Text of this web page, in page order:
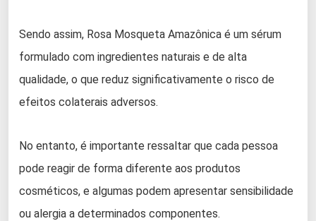
Sendo assim, Rosa Mosqueta Amazônica é um sérum
formulado com ingredientes naturais e de alta
qualidade, o que reduz significativamente o risco de
efeitos colaterais adversos.
No entanto, é importante ressaltar que cada pessoa
pode reagir de forma diferente aos produtos
cosméticos, e algumas podem apresentar sensibilidade
ou alergia a determinados componentes.